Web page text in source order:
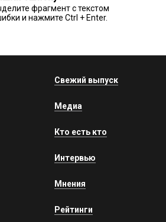
фрагмент с текстом
и нажмите Ctrl + Enter.
Свежий выпуск
Медиа
Кто есть кто
Интервью
Мнения
Рейтинги